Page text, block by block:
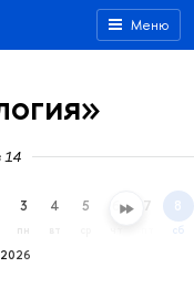
Меню
14
3
пн
4 5 6 7 8
сб